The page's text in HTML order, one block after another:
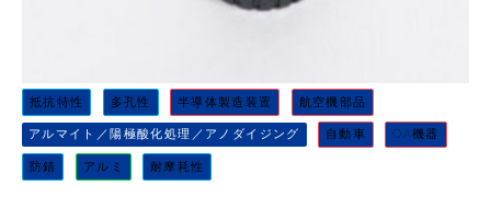
抵抗特性 多孔性 半導体製造装置 航空機部品
アルマイト／陽極酸化処理／アノダイジング 自動車 OA機器
防錆 アルミ 耐摩耗性